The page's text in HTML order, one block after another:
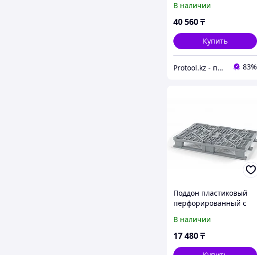
В наличии
40 560₸
Купить
Protool.kz - продажа электроинструмента, ручные строительные и садовые инструменты 83%
Поддон пластиковый
перфорированный с
1200х800х150
В наличии
17 480₸